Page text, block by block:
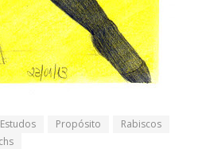
Estudos Propósito
Rabiscos